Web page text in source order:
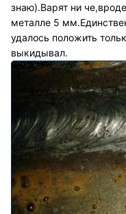
знаю).Варят ни
металле 5
удалось положить
выкидывал.